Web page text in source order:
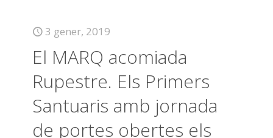
3 gener, 2019
El MARQ acomiada
Rupestre. Els Primers
Santuaris amb jornada
de portes obertes els